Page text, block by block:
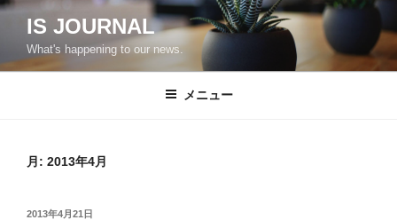
コ
ン
IS JOURNAL
What's happening to our news.
メニュー
月: 2013年4月
投
2013年4月21日